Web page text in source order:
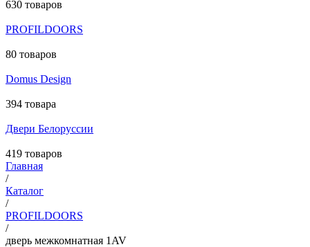
630 товаров
PROFILDOORS
80 товаров
Domus Design
394 товара
Двери Белоруссии
419 товаров
Главная
/
Каталог
/
PROFILDOORS
/
дверь межкомнатная 1AV